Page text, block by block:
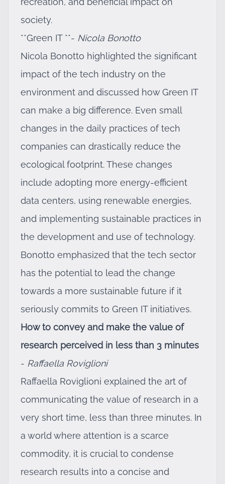
society.
**Green IT **- Nicola Bonotto
Nicola Bonotto highlighted the significant
impact of the tech industry on the
environment and discussed how Green IT
can make a big difference. Even small
changes in the daily practices of tech
companies can drastically reduce the
ecological footprint. These changes
include adopting more energy-efficient
data centers, using renewable energies,
and implementing sustainable practices in
the development and use of technology.
Bonotto emphasized that the tech sector
has the potential to lead the change
towards a more sustainable future if it
seriously commits to Green IT initiatives.
How to convey and make the value of
research perceived in less than 3 minutes
- Raffaella Roviglioni
Raffaella Roviglioni explained the art of
communicating the value of research in a
very short time, less than three minutes. In
a world where attention is a scarce
commodity, it is crucial to condense
research results into a concise and